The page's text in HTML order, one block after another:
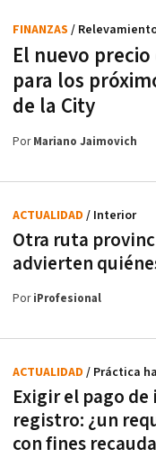
El nuevo
para los
de la City
FINANZAS /
PorMariano Jaimovich
Otra ruta
advierten
ACTUALIDAD / Interior
PoriProfesional
Exigir el pago
registro: ¿un
con fines
ACTUALIDAD / Práctica